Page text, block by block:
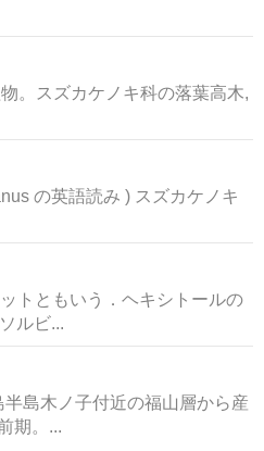
。スズカケノキ科の落葉高木,
の英語読み ) スズカケノキ
トともいう．ヘキシトールの
ルビ...
島木ノ子付近の福山層から産
期。...